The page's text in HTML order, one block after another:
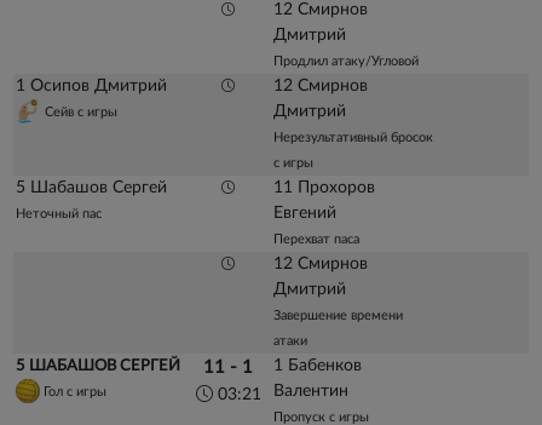
12 Смирнов
Дмитрий
Продлил атаку/Угловой
1 Осипов Дмитрий
Сейв с игры
12 Смирнов
Дмитрий
Нерезультативный бросок
с игры
5 Шабашов Сергей
Неточный пас
11 Прохоров
Евгений
Перехват паса
12 Смирнов
Дмитрий
Завершение времени
атаки
5 ШАБАШОВ СЕРГЕЙ
Гол с игры
11 - 1
03:21
1 Бабенков
Валентин
Пропуск с игры